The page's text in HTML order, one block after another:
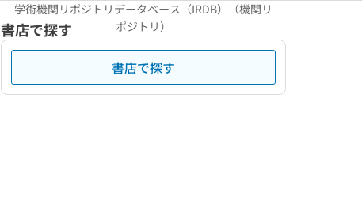
学術機関リポジトリデータベース（IRDB）（機関リ
ポジトリ）
書店で探す
書店で探す